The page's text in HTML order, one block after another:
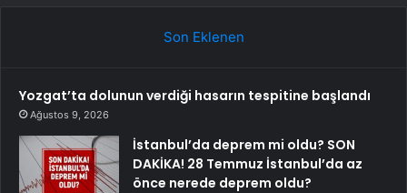
Son Eklenen
Yozgat’ta dolunun verdiği hasarın tespitine başlandı
Ağustos 9, 2026
İstanbul’da deprem mi oldu? SON
DAKİKA! 28 Temmuz İstanbul’da az
önce nerede deprem oldu?